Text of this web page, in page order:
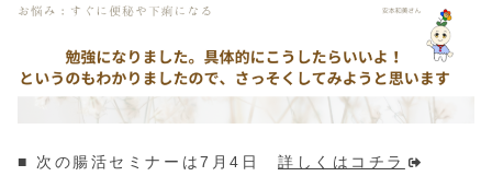
■ 次の腸活セミナーは7月4日 詳しくはコチラ